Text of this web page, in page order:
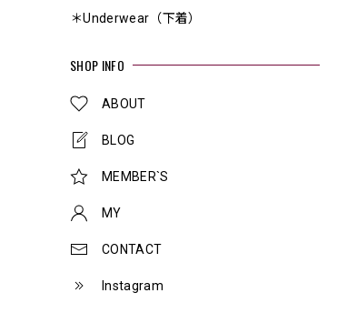
＊Underwear（下着）
SHOP INFO
ABOUT
BLOG
MEMBER`S
MY
CONTACT
Instagram